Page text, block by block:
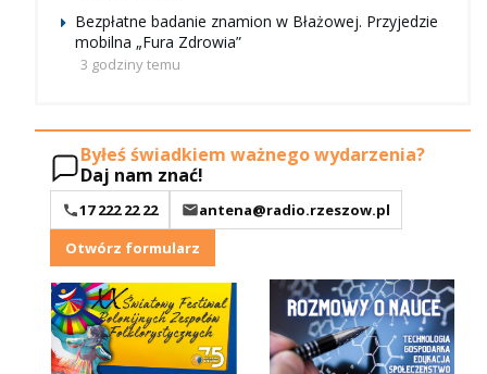
Bezpłatne badanie znamion w Błażowej. Przyjedzie
mobilna „Fura Zdrowia”
3 godziny temu
Byłeś świadkiem ważnego wydarzenia?
Daj nam znać!
17 222 22 22
antena@radio.rzeszow.pl
Otwórz formularz